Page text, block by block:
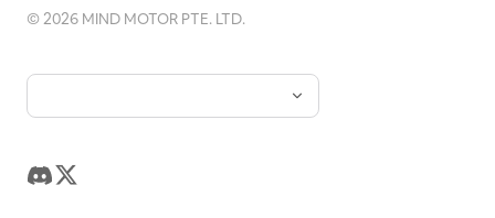
©2026 MIND MOTOR PTE. LTD.